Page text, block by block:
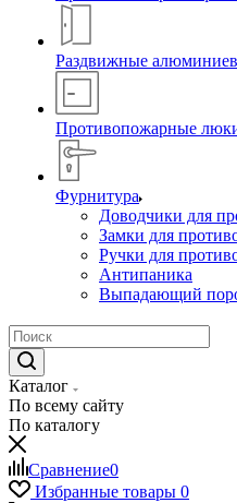
Раздвижные
Противопожарные
Фурнитура
Доводчики для
Замки для
Ручки для
Антипаника
Выпадающий
Каталог
По всему сайту
По каталогу
Сравнение0
Избранные товары 0